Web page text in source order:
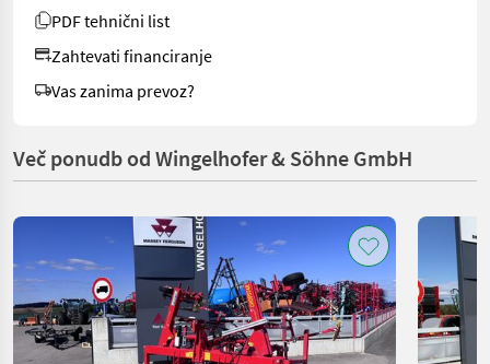
PDF tehnični list
Zahtevati financiranje
Vas zanima prevoz?
Več ponudb od Wingelhofer & Söhne GmbH